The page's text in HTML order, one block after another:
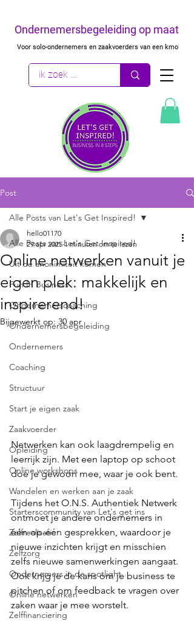
Ondernemersbegeleiding op maat
Voor solo-ondernemers en zaakvoerders van een kmo
Post
Alle Posts van Let's Get Inspired!
Uit de anonimiteit komen
Fun In Business
Ondernemerscoaching
Ondernemersbegeleiding
Ondernemers
Coaching
Structuur
Start je eigen zaak
Zaakvoerder
Opleiding
Online workshops
Wandelen en werken aan je zaak
Starterscommunity van Let's get ins
Zelfrealisatie
Zelfzorg
Ondernemers in de spotlight
Online netwerken
Zelffinanciering
Alle Posts van Let's Get Inspired!
Online netwerken vanuit je
eigen plek: makkelijk en
inspirerend!
hello01170
29 apr 2025 1 minuten om te lezen
Bijgewerkt op: 30 apr
Netwerken kan ook laagdrempelig en
leerrijk zijn. Met een laptop op schoot
doe je gewoon mee, waar je ook bent.
Tijdens het O.N.S. Authentiek Netwerk
ontmoet je andere ondernemers in
één-op-één gesprekken, waardoor je
nieuwe inzichten krijgt en misschien
zelfs nieuwe samenwerkingen aangaat.
Ook krijg je de kans om je business te
pitchen of om feedback te vragen over
zaken waar je mee worstelt.